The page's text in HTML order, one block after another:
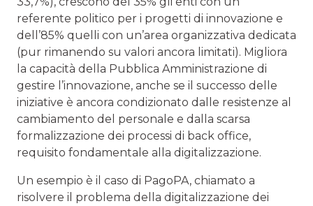
referente politico per i progetti di innovazione e
dell’85% quelli con un’area organizzativa dedicata
(pur rimanendo su valori ancora limitati). Migliora
la capacità della Pubblica Amministrazione di
gestire l’innovazione, anche se il successo delle
iniziative è ancora condizionato dalle resistenze al
cambiamento del personale e dalla scarsa
formalizzazione dei processi di back office,
requisito fondamentale alla digitalizzazione.
Un esempio è il caso di PagoPA, chiamato a
risolvere il problema della digitalizzazione dei